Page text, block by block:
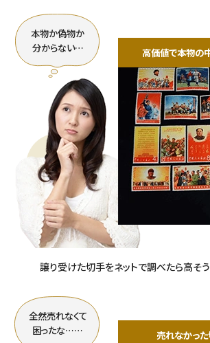
本物か偽物か
分からない…
高価値で本物の
譲り受けた切手をネットで調べたら高そ
全然売れなくて
困ったな……
売れなかった